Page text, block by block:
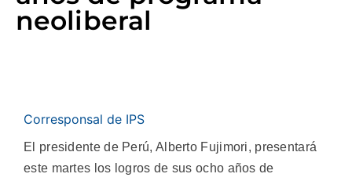
neoliberal
Corresponsal de IPS
El presidente de Perú, Alberto Fujimori, presentará
este martes los logros de sus ocho años de